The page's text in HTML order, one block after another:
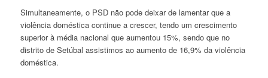
Simultaneamente, o PSD não pode deixar de lamentar que a
violência doméstica continue a crescer, tendo um crescimento
superior à média nacional que aumentou 15%, sendo que no
distrito de Setúbal assistimos ao aumento de 16,9% da violência
doméstica.